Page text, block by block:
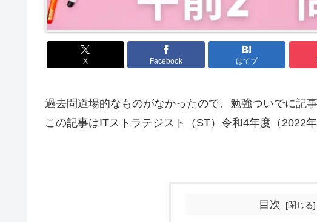
X Facebook はてブ
過去問道場的なものがなかったので、勉強ついでに記
この記事はITストラテジスト（ST）令和4年度（2022
目次